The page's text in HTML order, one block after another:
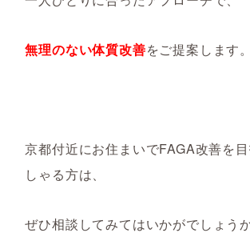
無理のない体質改善をご提案します。
京都付近にお住まいでFAGA改善を
しゃる方は、
ぜひ相談してみてはいかがでしょう